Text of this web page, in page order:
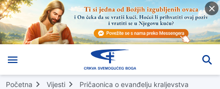
Početna Vijesti Pričaonica o evanđelju kraljevstva